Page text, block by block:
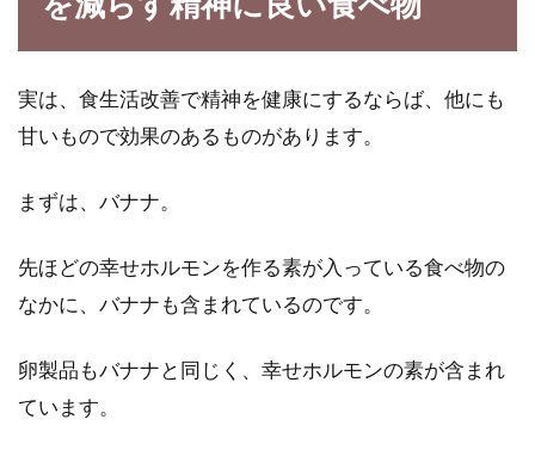
実は、食生活改善で精神を健康にするならば、他にも
甘いもので効果のあるものがあります。
まずは、バナナ。
先ほどの幸せホルモンを作る素が入っている食べ物の
なかに、バナナも含まれているのです。
卵製品もバナナと同じく、幸せホルモンの素が含まれ
ています。